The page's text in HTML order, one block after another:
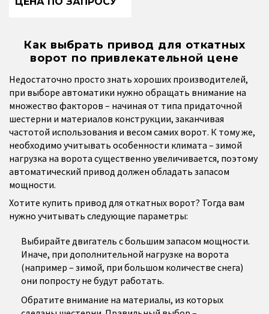
Как выбрать привод для откатных
ворот по привлекательной цене
Недостаточно просто знать хороших производителей,
при выборе автоматики нужно обращать внимание на
множество факторов – начиная от типа придаточной
шестерни и материалов конструкции, заканчивая
частотой использования и весом самих ворот. К тому же,
необходимо учитывать особенности климата – зимой
нагрузка на ворота существенно увеличивается, поэтому
автоматический привод должен обладать запасом
мощности.
Хотите купить привод для откатных ворот? Тогда вам
нужно учитывать следующие параметры:
Выбирайте двигатель с большим запасом мощности.
Иначе, при дополнительной нагрузке на ворота
(например – зимой, при большом количестве снега)
они попросту не будут работать.
Обратите внимание на материалы, из которых